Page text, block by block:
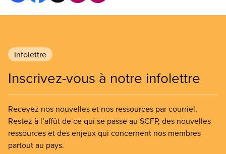
Infolettre
Inscrivez-vous à notre infolettre
Recevez nos nouvelles et nos ressources par courriel.
Restez à l’affût de ce qui se passe au SCFP, des nouvelles
ressources et des enjeux qui concernent nos membres
partout au pays.